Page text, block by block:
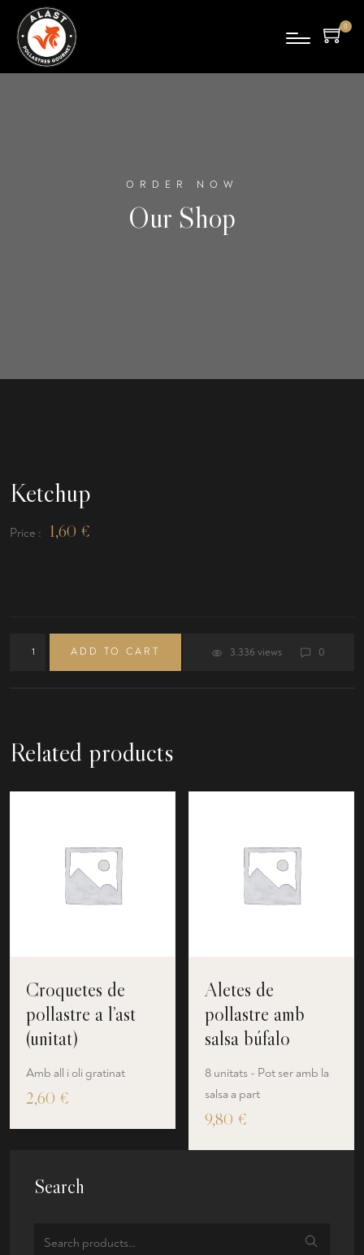
0
ORDER NOW
Our Shop
Ketchup
Price : 1,60 €
ADD TO CART 3.336 views 0
Related products
Croquetes de
pollastre a l’ast
(unitat)
Amb all i oli gratinat
2,60 €
Aletes de
pollastre amb
salsa búfalo
8 unitats - Pot ser amb la
salsa a part
9,80 €
Search